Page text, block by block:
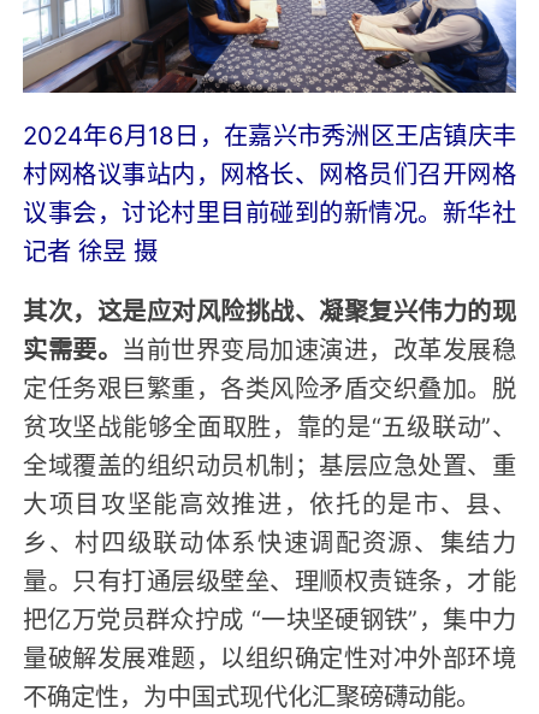
2024年6月18日，在嘉兴市秀洲区王店镇庆丰
村网格议事站内，网格长、网格员们召开网格
议事会，讨论村里目前碰到的新情况。新华社
记者 徐昱 摄
其次，这是应对风险挑战、凝聚复兴伟力的现
实需要。 当前世界变局加速演进，改革发展稳
定任务艰巨繁重，各类风险矛盾交织叠加。脱
贫攻坚战能够全面取胜，靠的是“五级联动”、
全域覆盖的组织动员机制；基层应急处置、重
大项目攻坚能高效推进，依托的是市、县、
乡、村四级联动体系快速调配资源、集结力
量。只有打通层级壁垒、理顺权责链条，才能
把亿万党员群众拧成 “一块坚硬钢铁”，集中力
量破解发展难题，以组织确定性对冲外部环境
不确定性，为中国式现代化汇聚磅礴动能。